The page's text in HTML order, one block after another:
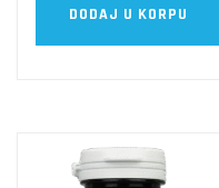
DODAJ U KORPU